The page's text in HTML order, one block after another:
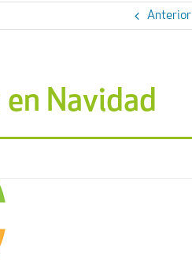
Anterior
Navidad